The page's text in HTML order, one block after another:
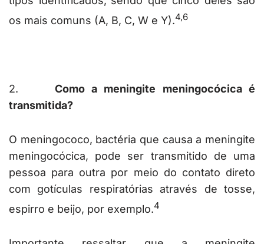
os mais comuns (A, B, C, W e Y).4,6
2. Como a meningite meningocócica é
transmitida?
O meningococo, bactéria que causa a meningite
meningocócica, pode ser transmitido de uma
pessoa para outra por meio do contato direto
com gotículas respiratórias através de tosse,
espirro e beijo, por exemplo.4